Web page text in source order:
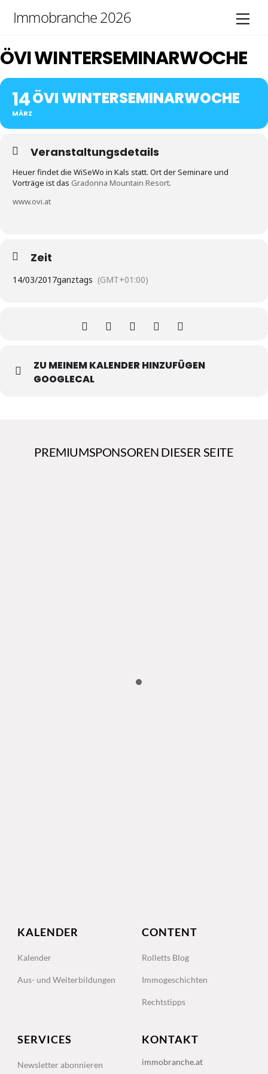
Immobranche 2026
ÖVI WINTERSEMINARWOCHE
14
MÄRZ
ÖVI WINTERSEMINARWOCHE
Veranstaltungsdetails
Heuer findet die WiSeWo in Kals statt. Ort der Seminare und
Vorträge ist das Gradonna Mountain Resort.
www.ovi.at
Zeit
14/03/2017ganztags (GMT+01:00)
ZU MEINEM KALENDER HINZUFÜGEN
GOOGLECAL
PREMIUMSPONSOREN DIESER SEITE
KALENDER
Kalender
Aus- und Weiterbildungen
CONTENT
Rolletts Blog
Immogeschichten
Rechtstipps
SERVICES
Newsletter abonnieren
KONTAKT
immobranche.at